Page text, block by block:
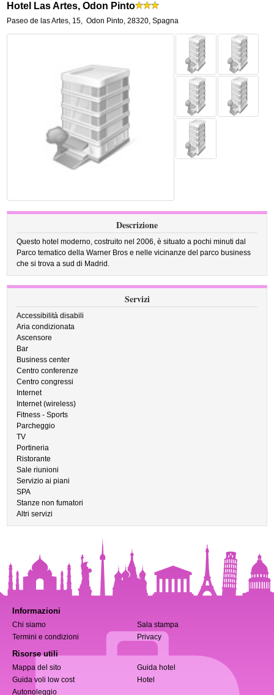
Hotel Las Artes, Odon Pinto
Paseo de las Artes, 15, Odon Pinto,28320, Spagna
Descrizione
Questo hotel moderno, costruito nel 2006, è situato a pochi minuti dal
Parco tematico della Warner Bros e nelle vicinanze del parco business
che si trova a sud di Madrid.
Servizi
Accessibilità disabili
Aria condizionata
Ascensore
Bar
Business center
Centro conferenze
Centro congressi
Internet
Internet (wireless)
Fitness - Sports
Parcheggio
TV
Portineria
Ristorante
Sale riunioni
Servizio ai piani
SPA
Stanze non fumatori
Altri servizi
Informazioni
Chi siamo
Sala stampa
Termini e condizioni
Privacy
Risorse utili
Mappa del sito
Guida hotel
Guida voli low cost
Hotel
Autonoleggio